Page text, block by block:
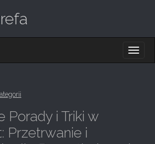
Porady i Triki w
Przetrwanie i